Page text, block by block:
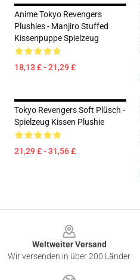
Anime Tokyo Revengers
Plushies - Manjiro Stuffed
Kissenpuppe Spielzeug
18,13 £ - 21,29 £
Tokyo Revengers Soft Plüsch -
Spielzeug Kissen Plushie
21,29 £ - 31,56 £
Weltweiter Versand
Wir versenden in über 200 Länder